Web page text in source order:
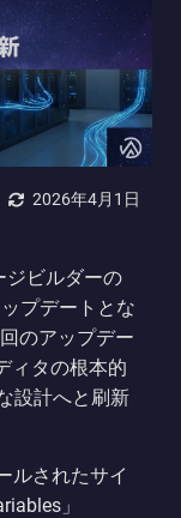
2026年4月1日
ジビルダーの
プデートとな
のアップデー
ィタの根本的
設計へと刷新
ルされたサイ
」